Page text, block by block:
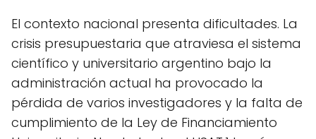
El contexto nacional presenta dificultades. La
crisis presupuestaria que atraviesa el sistema
científico y universitario argentino bajo la
administración actual ha provocado la
pérdida de varios investigadores y la falta de
cumplimiento de la Ley de Financiamiento